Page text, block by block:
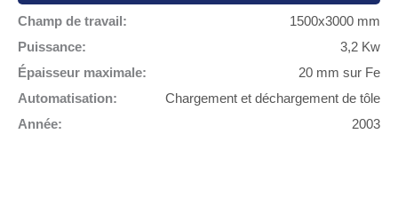
Champ de travail:
1500x3000 mm
Puissance:
3,2 Kw
Épaisseur maximale:
20 mm sur Fe
Automatisation:
Chargement et déchargement de tôle
Année:
2003